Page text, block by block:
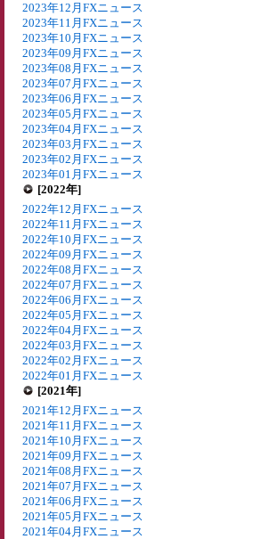
2023年12月FXニュース
2023年11月FXニュース
2023年10月FXニュース
2023年09月FXニュース
2023年08月FXニュース
2023年07月FXニュース
2023年06月FXニュース
2023年05月FXニュース
2023年04月FXニュース
2023年03月FXニュース
2023年02月FXニュース
2023年01月FXニュース
[2022年]
2022年12月FXニュース
2022年11月FXニュース
2022年10月FXニュース
2022年09月FXニュース
2022年08月FXニュース
2022年07月FXニュース
2022年06月FXニュース
2022年05月FXニュース
2022年04月FXニュース
2022年03月FXニュース
2022年02月FXニュース
2022年01月FXニュース
[2021年]
2021年12月FXニュース
2021年11月FXニュース
2021年10月FXニュース
2021年09月FXニュース
2021年08月FXニュース
2021年07月FXニュース
2021年06月FXニュース
2021年05月FXニュース
2021年04月FXニュース